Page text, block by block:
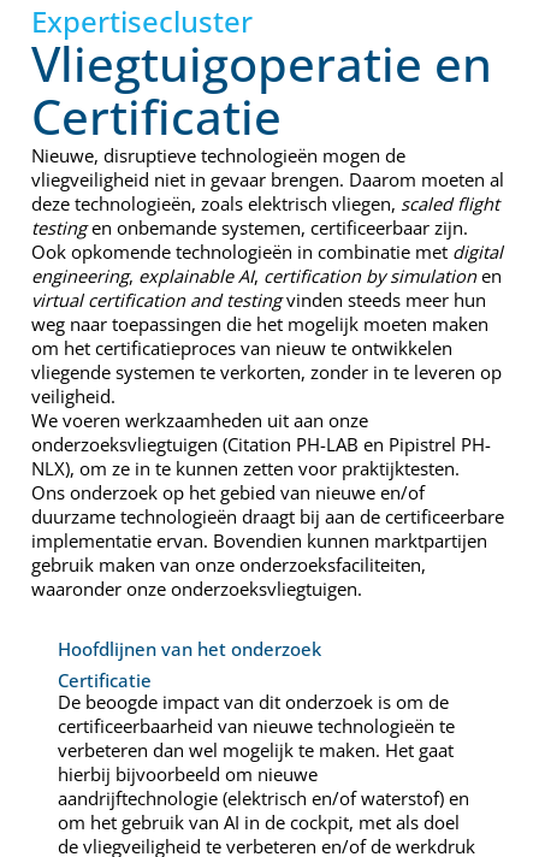
Expertisecluster
Vliegtuigoperatie en
Certificatie
Nieuwe, disruptieve technologieën mogen de
vliegveiligheid niet in gevaar brengen. Daarom moeten al
deze technologieën, zoals elektrisch vliegen, scaled flight
testingen onbemande systemen, certificeerbaar zijn.
Ook opkomende technologieën in combinatie met digital
engineering, explainable AI, certification by simulation en
virtual certification and testingvinden steeds meer hun
weg naar toepassingen die het mogelijk moeten maken
om het certificatieproces van nieuw te ontwikkelen
vliegende systemen te verkorten, zonder in te leveren op
veiligheid.
We voeren werkzaamheden uit aan onze
onderzoeksvliegtuigen (Citation PH-LAB en Pipistrel PH-
NLX), om ze in te kunnen zetten voor praktijktesten.
Ons onderzoek op het gebied van nieuwe en/of
duurzame technologieën draagt bij aan de certificeerbare
implementatie ervan. Bovendien kunnen marktpartijen
gebruik maken van onze onderzoeksfaciliteiten,
waaronder onze onderzoeksvliegtuigen.
Hoofdlijnen van het onderzoek
Certificatie
De beoogde impact van dit onderzoek is om de
certificeerbaarheid van nieuwe technologieën te
verbeteren dan wel mogelijk te maken. Het gaat
hierbij bijvoorbeeld om nieuwe
aandrijftechnologie (elektrisch en/of waterstof) en
om het gebruik van AI in de cockpit, met als doel
de vliegveiligheid te verbeteren en/of de werkdruk